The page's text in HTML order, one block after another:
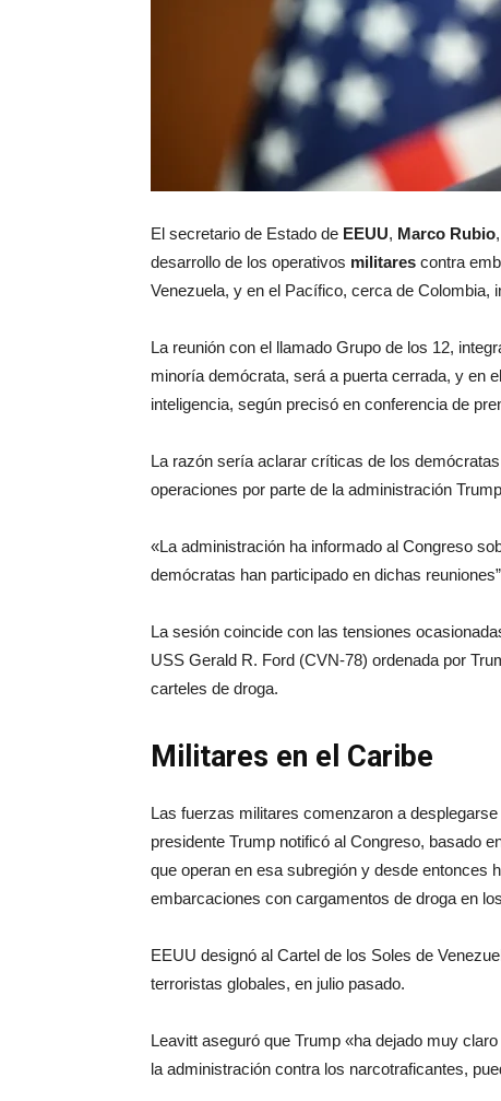
El secretario de Estado de EEUU, Marco Rubio
desarrollo de los operativos militares contra
Venezuela, y en el Pacífico, cerca de Colombia,
La reunión con el llamado Grupo de los 12,
minoría demócrata, será a puerta cerrada, y en
inteligencia, según precisó en conferencia de
La razón sería aclarar críticas de los
operaciones por parte de la administración
«La administración ha informado al Congreso
demócratas han participado en dichas
La sesión coincide con las tensiones
USS Gerald R. Ford (CVN-78) ordenada por
carteles de droga.
Militares en el Caribe
Las fuerzas militares comenzaron a
presidente Trump notificó al Congreso, basado
que operan en esa subregión y desde entonces
embarcaciones con cargamentos de droga en
EEUU designó al Cartel de los Soles de
terroristas globales, en julio pasado.
Leavitt aseguró que Trump «ha dejado muy
la administración contra los narcotraficantes,